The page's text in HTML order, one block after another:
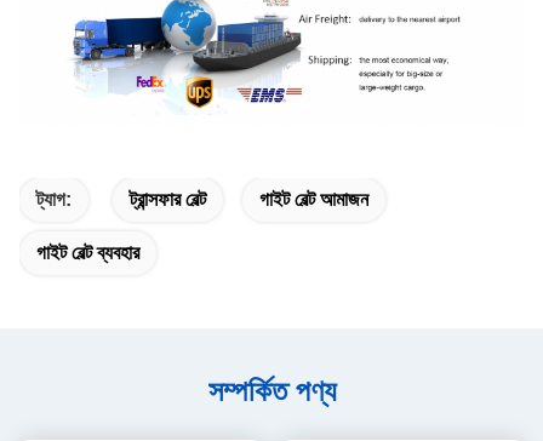
ট্যাগ: ট্রান্সফার বেল্ট গাইট বেল্ট আমাজন
গাইট বেল্ট ব্যবহার
সম্পর্কিত পণ্য